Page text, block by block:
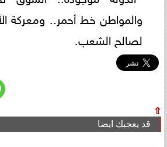
والمواطن خط أحمر.. ومعركة
لصالح الشعب.
⇧
قد يعجبك ايضا